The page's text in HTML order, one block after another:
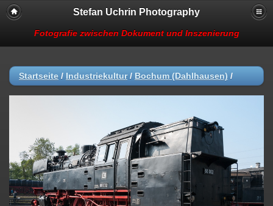
Stefan Uchrin Photography
Fotografie zwischen Dokument und Inszenierung
Startseite / Industriekultur/ Bochum (Dahlhausen) /